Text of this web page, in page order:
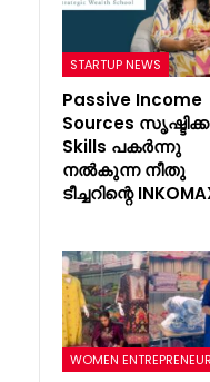
STARTUP NEWS
Passive Income
Sources
Skills പകർന്നു
നൽകുന്ന നീതു
ടീച്ചറിന്റെ
WOMEN